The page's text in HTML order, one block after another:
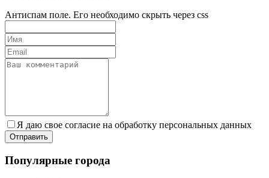
Антиспам поле. Его необходимо скрыть через css
Я даю свое согласие на обработку персональных данных
Популярные города